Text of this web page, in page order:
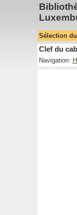
Sélection
Clef du
Navigation: